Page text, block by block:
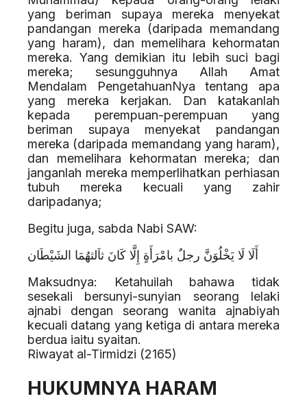
yang beriman supaya mereka menyekat
pandangan mereka (daripada memandang
yang haram), dan memelihara kehormatan
mereka. Yang demikian itu lebih suci bagi
mereka; sesungguhnya Allah Amat
Mendalam PengetahuanNya tentang apa
yang mereka kerjakan. Dan katakanlah
kepada perempuan-perempuan yang
beriman supaya menyekat pandangan
mereka (daripada memandang yang haram),
dan memelihara kehormatan mereka; dan
janganlah mereka memperlihatkan perhiasan
tubuh mereka kecuali yang zahir
daripadanya;
Begitu juga, sabda Nabi SAW:
أَلَا لَا يَخْلُوَنَّ رجلٌ بامْرَأَةٍ إِلَّا كَانَ ثاَلثهُمَا الشَيْطَان
Maksudnya: Ketahuilah bahawa tidak
sesekali bersunyi-sunyian seorang lelaki
ajnabi dengan seorang wanita ajnabiyah
kecuali datang yang ketiga di antara mereka
berdua iaitu syaitan.
Riwayat al-Tirmidzi (2165)
HUKUMNYA HARAM